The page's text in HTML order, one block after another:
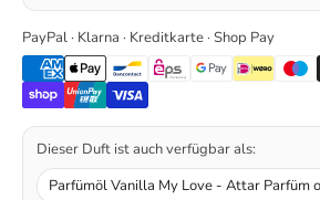
PayPal · Klarna · Kreditkarte · Shop Pay
Dieser Duft ist auch verfügbar als:
Parfümöl Vanilla My Love - Attar Parfüm